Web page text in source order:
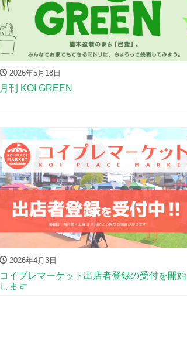
2026年5月18日
月刊 KOI GREEN
2026年4月3日
コイプレマーケット出店者登録の受付を開始
します